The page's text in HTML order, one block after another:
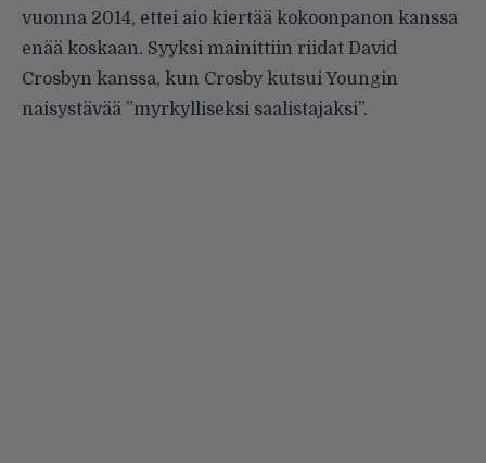
vuonna 2014, ettei aio kiertää kokoonpanon kanssa
enää koskaan. Syyksi mainittiin riidat David
Crosbyn kanssa, kun Crosby kutsui Youngin
naisystävää ”myrkylliseksi saalistajaksi”.